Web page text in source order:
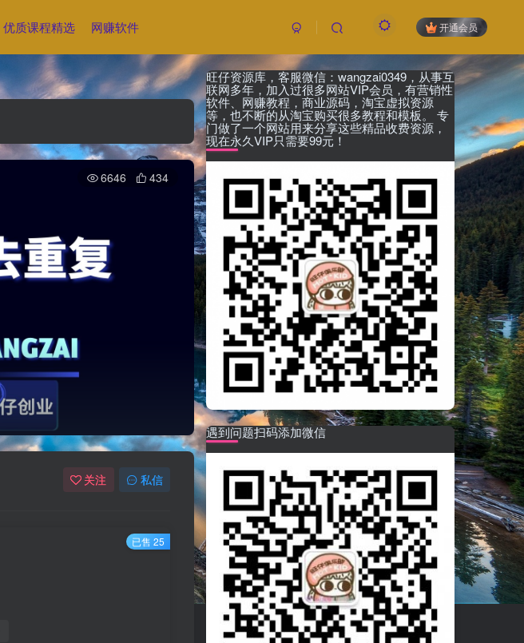
优质课程精选 网赚软件 开通会员
6646 434
关注 私信
已售 25
付费阅读
￥5 限时特惠
￥99
黄金会员
免费
钻石会员
免费
立即购买
您当前未登录！建议登陆后购买，可保存购买订
单，未登录账号信息只保存15天
已售 25
旺仔资源库，客服微信：wangzai0349，从事互
联网多年，加入过很多网站VIP会员，有营销性
软件、网赚教程，商业源码，淘宝虚拟资源
等，也不断的从淘宝购买很多教程和模板。 专
门做了一个网站用来分享这些精品收费资源，
现在永久VIP只需要99元！
遇到问题扫码添加微信